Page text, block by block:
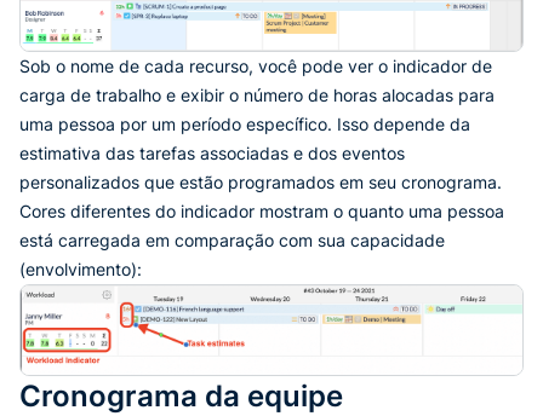
Sob o nome de cada recurso, você pode ver o indicador de
carga de trabalho e exibir o número de horas alocadas para
uma pessoa por um período específico. Isso depende da
estimativa das tarefas associadas e dos eventos
personalizados que estão programados em seu cronograma.
Cores diferentes do indicador mostram o quanto uma pessoa
está carregada em comparação com sua capacidade
(envolvimento):
Cronograma da equipe